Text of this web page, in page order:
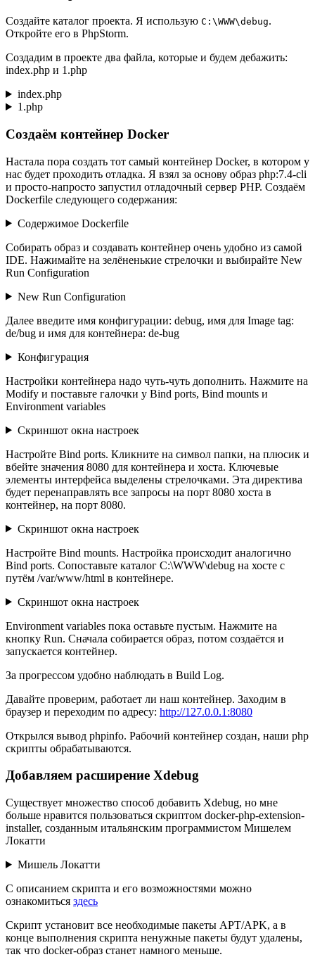
Создайте каталог проекта. Я использую C:\WWW\debug.
Откройте его в PhpStorm.
Создадим в проекте два файла, которые и будем дебажить:
index.php и 1.php
index.php
1.php
Создаём контейнер Docker
Настала пора создать тот самый контейнер Docker, в котором у
нас будет проходить отладка. Я взял за основу образ php:7.4-cli
и просто-напросто запустил отладочный сервер PHP. Создаём
Dockerfile следующего содержания:
Содержимое Dockerfile
Собирать образ и создавать контейнер очень удобно из самой
IDE. Нажимайте на зелёненькие стрелочки и выбирайте New
Run Configuration
New Run Configuration
Далее введите имя конфигурации: debug, имя для Image tag:
de/bug и имя для контейнера: de-bug
Конфигурация
Настройки контейнера надо чуть-чуть дополнить. Нажмите на
Modify и поставьте галочки у Bind ports, Bind mounts и
Environment variables
Скриншот окна настроек
Настройте Bind ports. Кликните на символ папки, на плюсик и
вбейте значения 8080 для контейнера и хоста. Ключевые
элементы интерфейса выделены стрелочками. Эта директива
будет перенаправлять все запросы на порт 8080 хоста в
контейнер, на порт 8080.
Скриншот окна настроек
Настройте Bind mounts. Настройка происходит аналогично
Bind ports. Сопоставьте каталог C:\WWW\debug на хосте с
путём /var/www/html в контейнере.
Скриншот окна настроек
Environment variables пока оставьте пустым. Нажмите на
кнопку Run. Сначала собирается образ, потом создаётся и
запускается контейнер.
За прогрессом удобно наблюдать в Build Log.
Давайте проверим, работает ли наш контейнер. Заходим в
браузер и переходим по адресу: http://127.0.0.1:8080
Открылся вывод phpinfo. Рабочий контейнер создан, наши php
скрипты обрабатываются.
Добавляем расширение Xdebug
Существует множество способ добавить Xdebug, но мне
больше нравится пользоваться скриптом docker-php-extension-
installer, созданным итальянским программистом Мишелем
Локатти
Мишель Локатти
С описанием скрипта и его возможностями можно
ознакомиться здесь
Скрипт установит все необходимые пакеты APT/APK, а в
конце выполнения скрипта ненужные пакеты будут удалены,
так что docker-образ станет намного меньше.